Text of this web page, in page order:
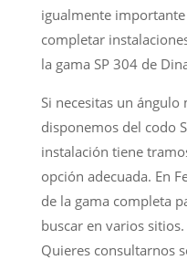
igualmente
completar
la gama SP 304 de
Si necesitas un
disponemos del codo
instalación tiene
opción adecuada. En
de la gama completa
buscar en varios sitios.
Quieres consultarnos